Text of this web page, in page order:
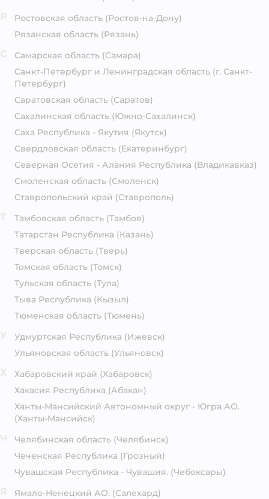
Ростовская область (Ростов-на-Дону)
Рязанская область (Рязань)
Самарская область (Самара)
Санкт-Петербург и Ленинградская область (г. Санкт-
Петербург)
Саратовская область (Саратов)
Сахалинская область (Южно-Сахалинск)
Саха Республика - Якутия (Якутск)
Свердловская область (Екатеринбург)
Северная Осетия - Алания Республика (Владикавказ)
Смоленская область (Смоленск)
Ставропольский край (Ставрополь)
Тамбовская область (Тамбов)
Татарстан Республика (Казань)
Тверская область (Тверь)
Томская область (Томск)
Тульская область (Тула)
Тыва Республика (Кызыл)
Тюменская область (Тюмень)
Удмуртская Республика (Ижевск)
Ульяновская область (Ульяновск)
Хабаровский край (Хабаровск)
Хакасия Республика (Абакан)
Ханты-Мансийский Автономный округ - Югра АО.
(Ханты-Мансийск)
Челябинская область (Челябинск)
Чеченская Республика (Грозный)
Чувашская Республика - Чувашия. (Чебоксары)
Ямало-Ненецкий АО. (Салехард)